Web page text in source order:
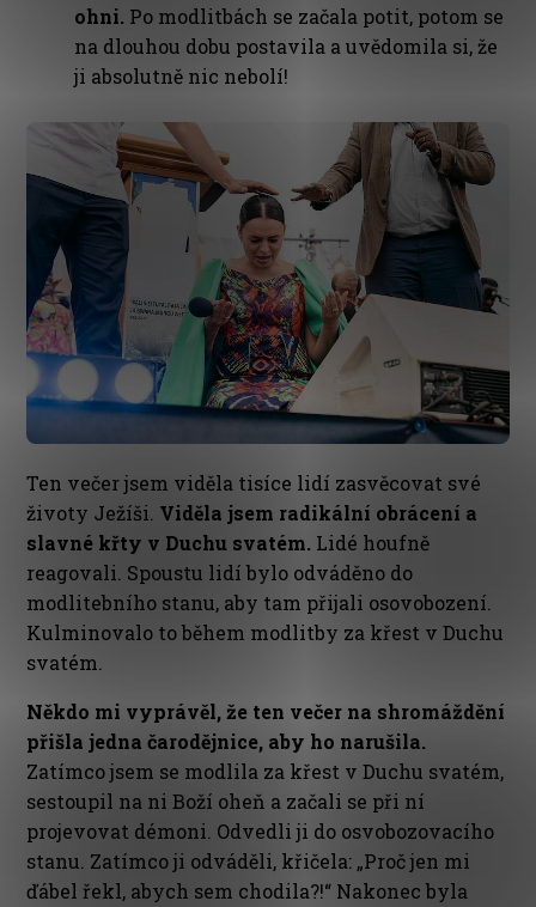
ohni. Po modlitbách se začala potit, potom se
na dlouhou dobu postavila a uvědomila si, že
ji absolutně nic nebolí!
Ten večer jsem viděla tisíce lidí zasvěcovat své
životy Ježíši. Viděla jsem radikální obrácení a
slavné křty v Duchu svatém. Lidé houfně
reagovali. Spoustu lidí bylo odváděno do
modlitebního stanu, aby tam přijali osovobození.
Kulminovalo to během modlitby za křest v Duchu
svatém.
Někdo mi vyprávěl, že ten večer na shromáždění
přišla jedna čarodějnice, aby ho narušila.
Zatímco jsem se modlila za křest v Duchu svatém,
sestoupil na ni Boží oheň a začali se při ní
projevovat démoni. Odvedli ji do osvobozovacího
stanu. Zatímco ji odváděli, křičela: „Proč jen mi
ďábel řekl, abych sem chodila?!“ Nakonec byla